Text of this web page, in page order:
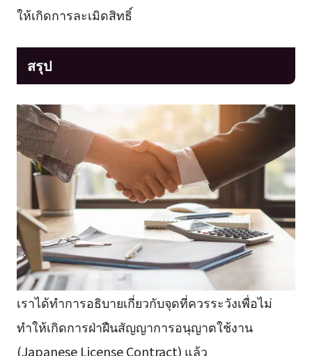
ให้เกิดการละเมิดสิทธิ์
สรุป
เราได้ทำการอธิบายเกี่ยวกับจุดที่ควรระวังเพื่อไม่
ทำให้เกิดการฝ่าฝืนสัญญาการอนุญาตใช้งาน
(Japanese License Contract) แล้ว